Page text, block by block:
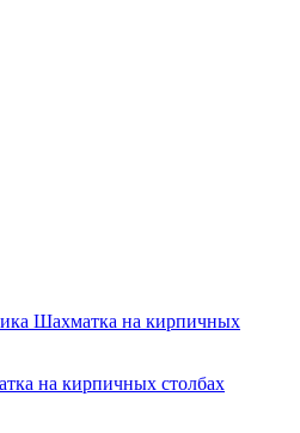
на кирпичных столбах